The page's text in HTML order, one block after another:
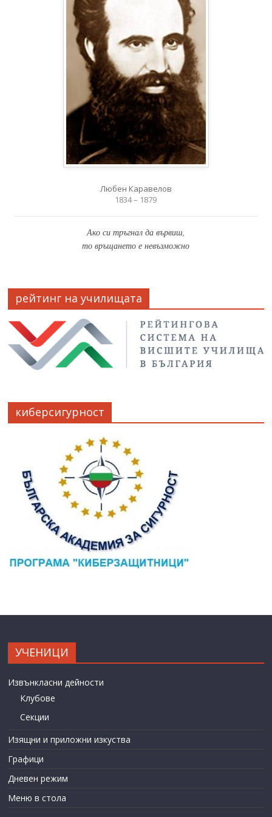
Любен Каравелов
1834 – 1879
Ако си тръгнал да вървиш,
то връщането е невъзможно
рейтинг на училищата
киберсигурност
УЧЕНИЦИ
Извънкласни дейности
Клубове
Секции
Изящни и приложни изкуства
Графици
Дневен режим
Меню в стола